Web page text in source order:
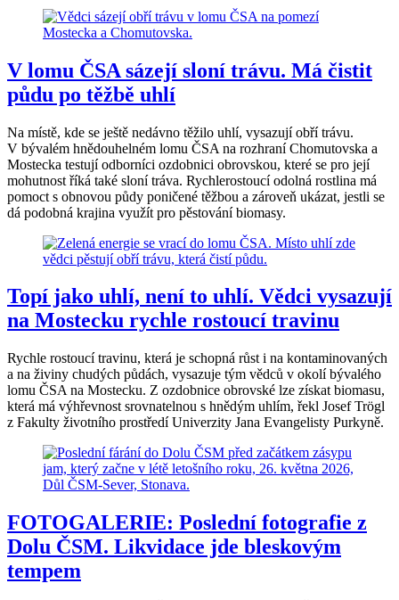
V lomu ČSA sázejí sloní trávu. Má čistit
půdu po těžbě uhlí
Na místě, kde se ještě nedávno těžilo uhlí, vysazují obří trávu.
V bývalém hnědouhelném lomu ČSA na rozhraní Chomutovska a
Mostecka testují odborníci ozdobnici obrovskou, které se pro její
mohutnost říká také sloní tráva. Rychlerostoucí odolná rostlina má
pomoct s obnovou půdy poničené těžbou a zároveň ukázat, jestli se
dá podobná krajina využít pro pěstování biomasy.
Topí jako uhlí, není to uhlí. Vědci vysazují
na Mostecku rychle rostoucí travinu
Rychle rostoucí travinu, která je schopná růst i na kontaminovaných
a na živiny chudých půdách, vysazuje tým vědců v okolí bývalého
lomu ČSA na Mostecku. Z ozdobnice obrovské lze získat biomasu,
která má výhřevnost srovnatelnou s hnědým uhlím, řekl Josef Trögl
z Fakulty životního prostředí Univerzity Jana Evangelisty Purkyně.
FOTOGALERIE: Poslední fotografie z
Dolu ČSM. Likvidace jde bleskovým
tempem